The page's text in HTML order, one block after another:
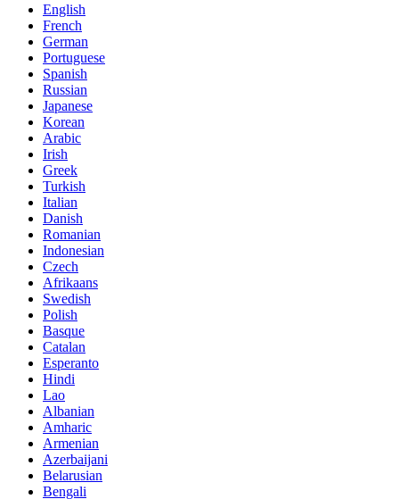
English
French
German
Portuguese
Spanish
Russian
Japanese
Korean
Arabic
Irish
Greek
Turkish
Italian
Danish
Romanian
Indonesian
Czech
Afrikaans
Swedish
Polish
Basque
Catalan
Esperanto
Hindi
Lao
Albanian
Amharic
Armenian
Azerbaijani
Belarusian
Bengali